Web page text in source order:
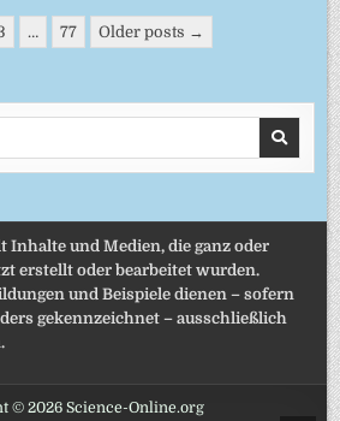
… 77 Older posts →
Inhalte und Medien, die ganz oder
erstellt oder bearbeitet wurden.
und Beispiele dienen – sofern
gekennzeichnet – ausschließlich
© 2026 Science-Online.org